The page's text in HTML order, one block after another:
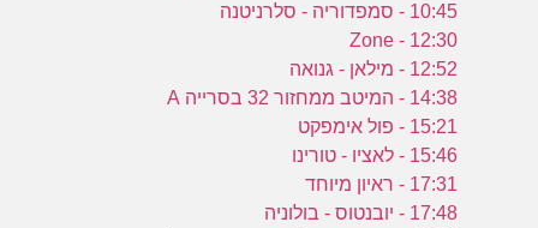
10:45 - סמפדוריה - סלרניטנה
12:30 - Zone
12:52 - מילאן - גנואה
14:38 - המיטב ממחזור 32 בסרייה A
15:21 - פול אימפקט
15:46 - לאציו - טורינו
17:31 - ראיון מיוחד
17:48 - יובנטוס - בולוניה